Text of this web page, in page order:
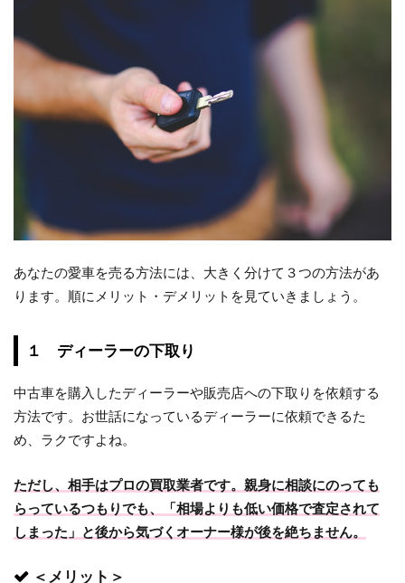
あなたの愛車を売る方法には、大きく分けて３つの方法があ
ります。順にメリット・デメリットを見ていきましょう。
１ ディーラーの下取り
中古車を購入したディーラーや販売店への下取りを依頼する
方法です。お世話になっているディーラーに依頼できるた
め、ラクですよね。
ただし、相手はプロの買取業者です。親身に相談にのっても
らっているつもりでも、「相場よりも低い価格で査定されて
しまった」と後から気づくオーナー様が後を絶ちません。
＜メリット＞